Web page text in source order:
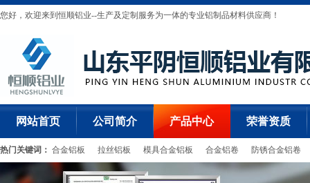
您好，欢迎来到恒顺铝业--生产及定制服务为一体的专业铝制品材料供应商！
网站首页 公司简介 产品中心 荣誉资质
热门关键词： 合金铝板 拉丝铝板 模具合金铝板 合金铝卷 防锈合金铝卷